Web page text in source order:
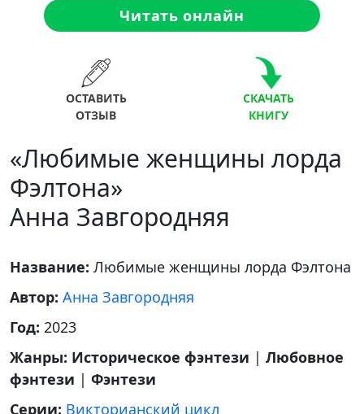
Читать онлайн
ОСТАВИТЬ
ОТЗЫВ
СКАЧАТЬ
КНИГУ
«Любимые женщины лорда
Фэлтона»
Анна Завгородняя
Название: Любимые женщины лорда Фэлтона
Автор: Анна Завгородняя
Год: 2023
Жанры: Историческое фэнтези | Любовное
фэнтези | Фэнтези
Серии: Викторианский цикл